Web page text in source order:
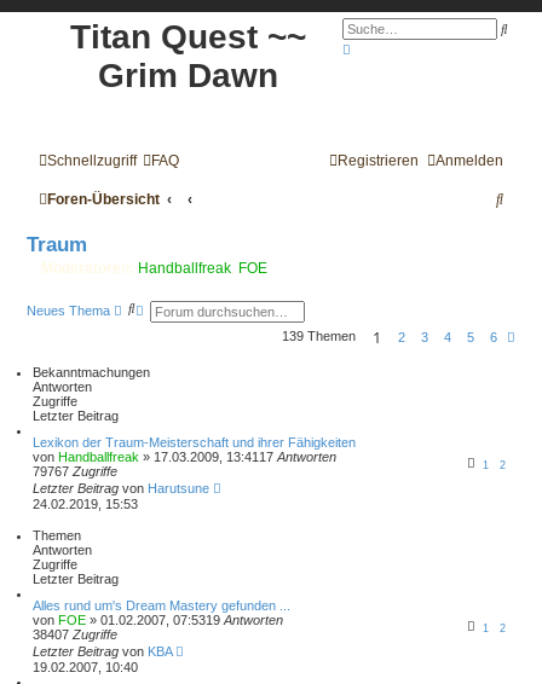
Titan Quest ~~
Grim Dawn
S
E
t
Schnellzugriff FAQ Anmelden
Registrieren
Foren-Übersicht
S
Traum
Moderatoren: Handballfreak FOE
Neues Thema
S E
t
e
S
c
h
139 Themen 1 2 3 4 5 6
Bekanntmachungen
Antworten
Zugriffe
Letzter Beitrag
Lexikon der Traum-Meisterschaft und ihrer Fähigkeiten
vonHandballfreak » 17.03.2009, 13:41
1 2
17Antworten
79767Zugriffe
Letzter Beitragvon Harutsune
24.02.2019, 15:53
Themen
Antworten
Zugriffe
Letzter Beitrag
Alles rund um's Dream Mastery gefunden ...
vonFOE » 01.02.2007, 07:53
1 2
19Antworten
38407Zugriffe
Letzter Beitragvon KBA
19.02.2007, 10:40